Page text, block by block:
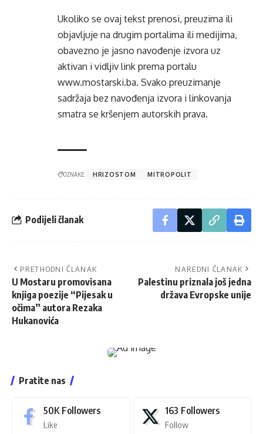
Ukoliko se ovaj tekst prenosi, preuzima ili
objavljuje na drugim portalima ili medijima,
obavezno je jasno navođenje izvora uz
aktivan i vidljiv link prema portalu
www.mostarski.ba. Svako preuzimanje
sadržaja bez navođenja izvora i linkovanja
smatra se kršenjem autorskih prava.
OZNAKE: HRIZOSTOM MITROPOLIT
Podijeli članak
PRETHODNI ČLANAK
U Mostaru promovisana
knjiga poezije “Pijesak u
očima” autora Rezaka
Hukanovića
NAREDNI ČLANAK
Palestinu priznala još jedna
država Evropske unije
Pratite nas
50K Followers
Like
163 Followers
Follow